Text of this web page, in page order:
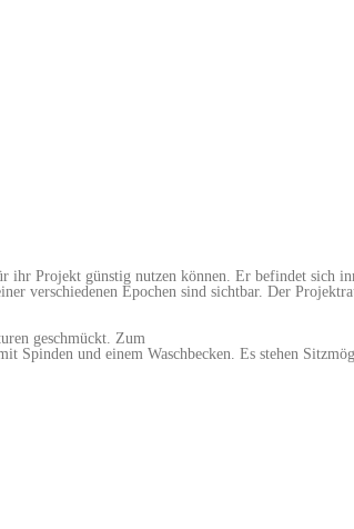
ihr Projekt günstig nutzen können. Er befindet sich
verschiedenen Epochen sind sichtbar. Der
geschmückt. Zum
Spinden und einem Waschbecken. Es stehen